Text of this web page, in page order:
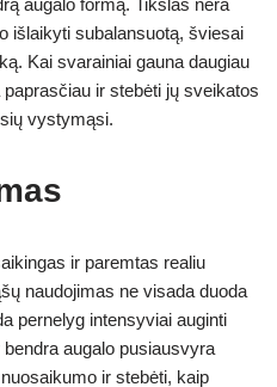
išlaikyti subalansuotą, šviesai
Kai svarainiai gauna daugiau
ir stebėti jų sveikatos
vystymąsi.
ir paremtas realiu
naudojimas ne visada duoda
pernelyg intensyviai auginti
augalo pusiausvyra
ir stebėti, kaip